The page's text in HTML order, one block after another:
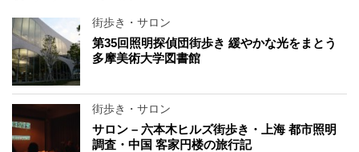
街歩き・サロン
第35回照明探偵団街歩き 緩やかな光をまとう
多摩美術大学図書館
街歩き・サロン
サロン – 六本木ヒルズ街歩き・上海 都市照明
調査・中国 客家円楼の旅行記